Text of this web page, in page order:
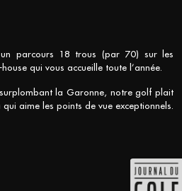
parcours 18 trous (par 70) sur les
qui vous accueille toute l’année.
la Garonne, notre golf plait
aime les points de vue exceptionnels.